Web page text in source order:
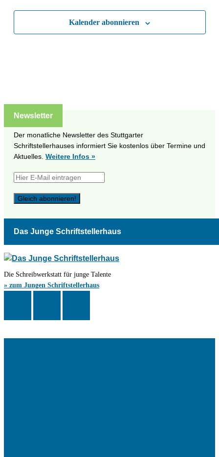
Kalender abonnieren
Newsletter
Der monatliche Newsletter des Stuttgarter
Schriftstellerhauses informiert Sie kostenlos über Termine und
Aktuelles. Weitere Infos »
Das Junge Schriftstellerhaus
Die Schreibwerkstatt für junge Talente
» zum Jungen Schriftstellerhaus